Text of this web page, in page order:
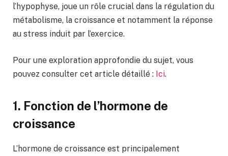
l’hypophyse, joue un rôle crucial dans la régulation du
métabolisme, la croissance et notamment la réponse
au stress induit par l’exercice.
Pour une exploration approfondie du sujet, vous
pouvez consulter cet article détaillé : Ici.
1. Fonction de l’hormone de
croissance
L’hormone de croissance est principalement